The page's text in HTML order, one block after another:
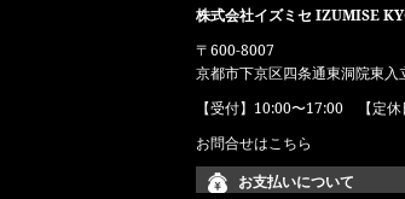
株式会社イズミセ IZUMISE
〒600-8007
京都市下京区四条通東洞院東
【受付】10:00〜17:00 【定休
お問合せはこちら
お支払いについて